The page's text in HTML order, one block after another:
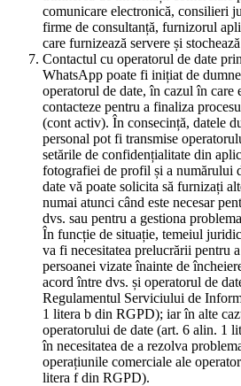
comunicare electronică, consilieri
firme de consultanță, furnizorul
care furnizează servere și
Contactul cu operatorul de date
WhatsApp poate fi inițiat de
operatorul de date, în cazul în care
contacteze pentru a finaliza
(cont activ). În consecință, datele
personal pot fi transmise
setările de confidențialitate din
fotografiei de profil și a numărului
date vă poate solicita să furnizați
numai atunci când este necesar
dvs. sau pentru a gestiona
În funcție de situație, temeiul
va fi necesitatea prelucrării pentru
persoanei vizate înainte de
acord între dvs. și operatorul de
Regulamentul Serviciului de
1 litera b din RGPD); iar în alte
operatorului de date (art. 6 alin. 1
în necesitatea de a rezolva
operațiunile comerciale ale
litera f din RGPD).